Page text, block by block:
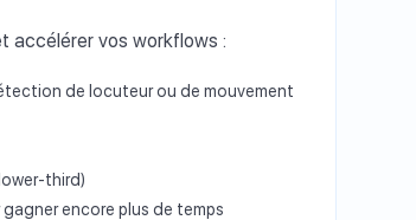
accélérer vos workflows :
de locuteur ou de mouvement
third)
encore plus de temps